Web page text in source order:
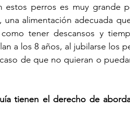
estos perros es muy grande
alimentación adecuada
tener descansos y
a los 8 años, al jubilarse los
de que no quieran o
tienen el derecho de